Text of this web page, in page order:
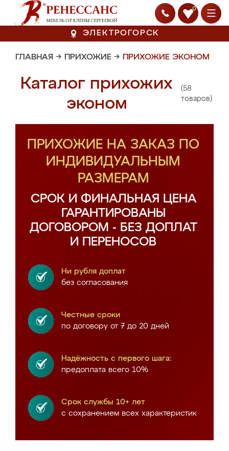
0
ЭЛЕКТРОГОРСК
ГЛАВНАЯ → ПРИХОЖИЕ → ПРИХОЖИЕ ЭКОНОМ
Каталог прихожих
эконом
(58
товаров)
ПРИХОЖИЕ НА ЗАКАЗ ПО
ИНДИВИДУАЛЬНЫМ
РАЗМЕРАМ
СРОК И ФИНАЛЬНАЯ ЦЕНА
ГАРАНТИРОВАНЫ
ДОГОВОРОМ - БЕЗ ДОПЛАТ
И ПЕРЕНОСОВ
Ни рубля доплат
без согласования
Честные сроки
по договору от 7 до 20 дней
Надёжность с первого шага:
предоплата всего 10%
Срок службы 10+ лет
с сохранением всех характеристик